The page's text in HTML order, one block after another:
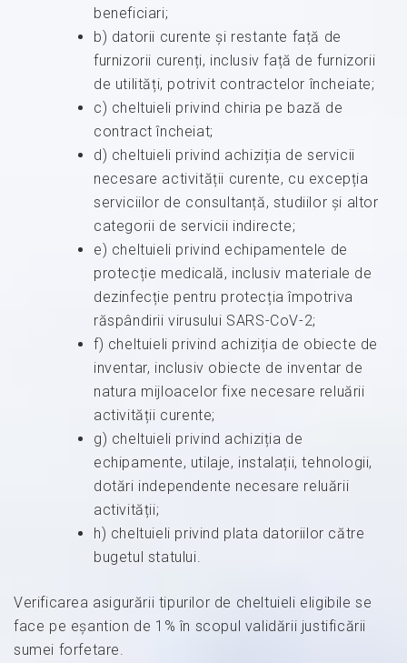
beneficiari;
b) datorii curente și restante față de
furnizorii curenți, inclusiv față de furnizorii
de utilități, potrivit contractelor încheiate;
c) cheltuieli privind chiria pe bază de
contract încheiat;
d) cheltuieli privind achiziția de servicii
necesare activității curente, cu excepția
serviciilor de consultanță, studiilor și altor
categorii de servicii indirecte;
e) cheltuieli privind echipamentele de
protecție medicală, inclusiv materiale de
dezinfecție pentru protecția împotriva
răspândirii virusului SARS-CoV-2;
f) cheltuieli privind achiziția de obiecte de
inventar, inclusiv obiecte de inventar de
natura mijloacelor fixe necesare reluării
activității curente;
g) cheltuieli privind achiziția de
echipamente, utilaje, instalații, tehnologii,
dotări independente necesare reluării
activității;
h) cheltuieli privind plata datoriilor către
bugetul statului.
Verificarea asigurării tipurilor de cheltuieli eligibile se
face pe eșantion de 1% în scopul validării justificării
sumei forfetare.